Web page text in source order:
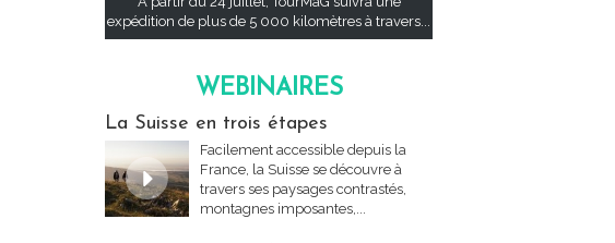
expédition de plus de 5 000 kilomètres à travers...
WEBINAIRES
La Suisse en trois étapes
Facilement accessible depuis la
France, la Suisse se découvre à
travers ses paysages contrastés,
montagnes imposantes,...